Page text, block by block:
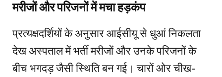
मरीजों और परिजनों में मचा हड़कंप
प्रत्यक्षदर्शियों के अनुसार आईसीयू से धुआं निकलता
देख अस्पताल में भर्ती मरीजों और उनके परिजनों के
बीच भगदड़ जैसी स्थिति बन गई। चारों ओर चीख-